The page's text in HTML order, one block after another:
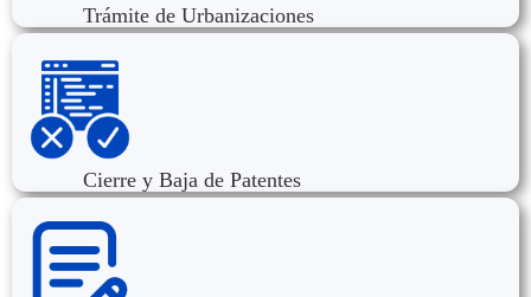
Trámite de Urbanizaciones
Cierre y Baja de Patentes